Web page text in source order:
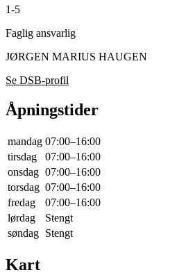
1-5
Faglig ansvarlig
JØRGEN MARIUS HAUGEN
Se DSB-profil
Åpningstider
mandag 07:00–16:00
tirsdag
07:00–16:00
onsdag 07:00–16:00
torsdag 07:00–16:00
fredag
07:00–16:00
lørdag
Stengt
søndag Stengt
Kart